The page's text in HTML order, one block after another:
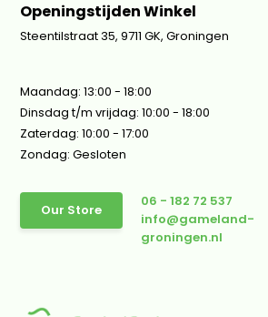
Openingstijden Winkel
Steentilstraat 35, 9711 GK, Groningen
Maandag: 13:00 - 18:00
Dinsdag t/m vrijdag: 10:00 - 18:00
Zaterdag: 10:00 - 17:00
Zondag: Gesloten
Our Store
06 - 182 72 537
info@gameland-
groningen.nl